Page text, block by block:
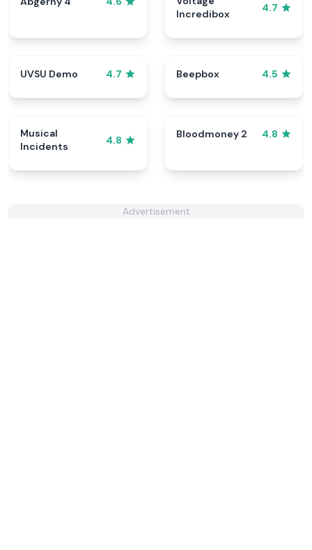
Incredibox
4.7
UVSU Demo 4.7 Beepbox 4.5
Musical
Incidents
4.8
Bloodmoney 2 4.8
Advertisement